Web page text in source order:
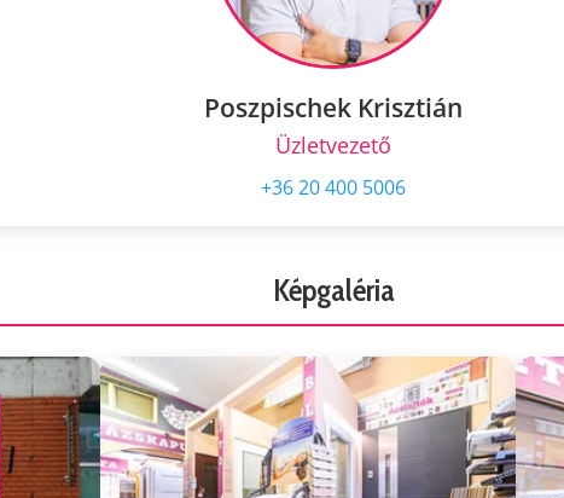
Poszpischek Krisztián
Üzletvezető
+36 20 400 5006
Képgaléria